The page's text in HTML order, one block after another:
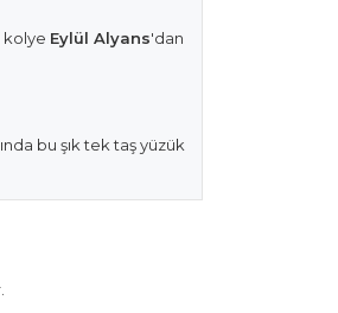
kolye Eylül Alyans'dan
bu şık tek taş yüzük